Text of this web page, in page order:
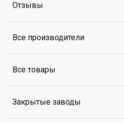
Отзывы
Все производители
Все товары
Закрытые заводы